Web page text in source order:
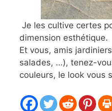
Je les cultive certes
dimension esthétique.
Et vous, amis
salades, …), tenez-
couleurs, le look vous